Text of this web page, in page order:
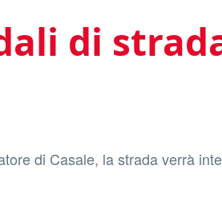
di
di Casale, la strada verrà